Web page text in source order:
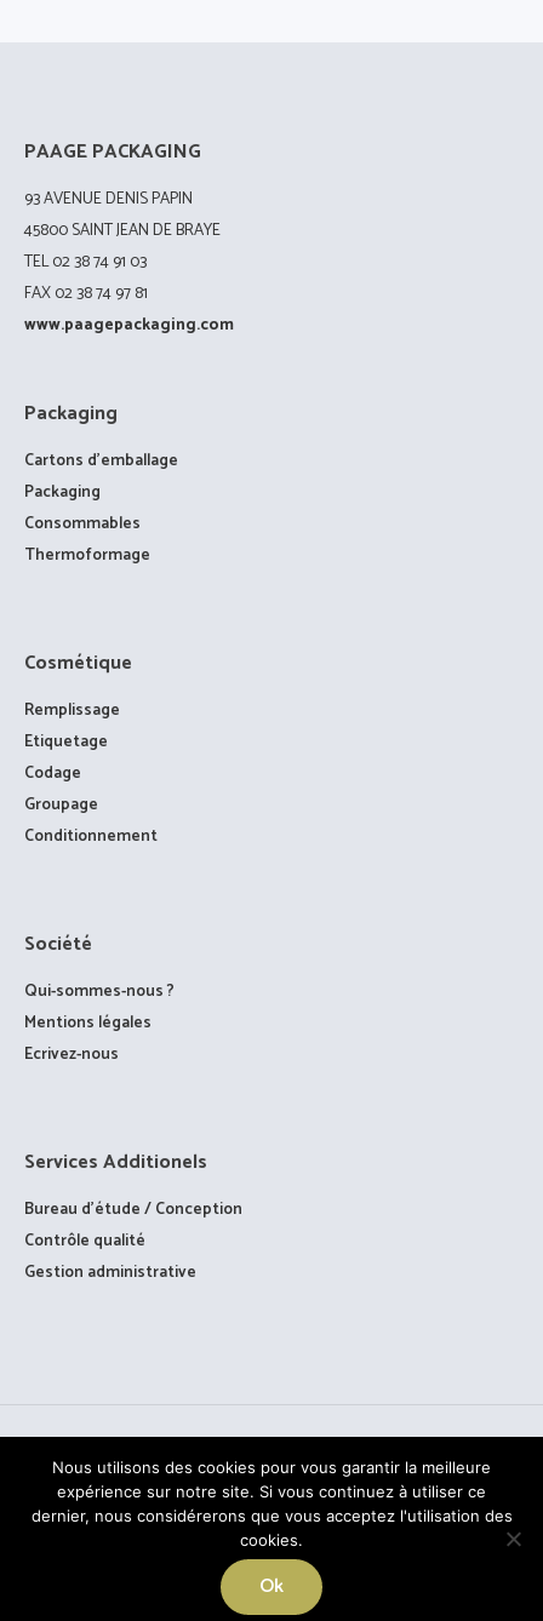
PAAGE PACKAGING
93 AVENUE DENIS PAPIN
45800 SAINT JEAN DE BRAYE
TEL 02 38 74 91 03
FAX 02 38 74 97 81
www.paagepackaging.com
Packaging
Cartons d’emballage
Packaging
Consommables
Thermoformage
Cosmétique
Remplissage
Etiquetage
Codage
Groupage
Conditionnement
Société
Qui-sommes-nous ?
Mentions légales
Ecrivez-nous
Services Additionels
Bureau d’étude / Conception
Contrôle qualité
Gestion administrative
TOUS DROITS RÉSERVÉS © PAAGE - 2020
Nous utilisons des cookies pour vous garantir la meilleure
expérience sur notre site. Si vous continuez à utiliser ce
dernier, nous considérerons que vous acceptez l'utilisation des
cookies.
Ok